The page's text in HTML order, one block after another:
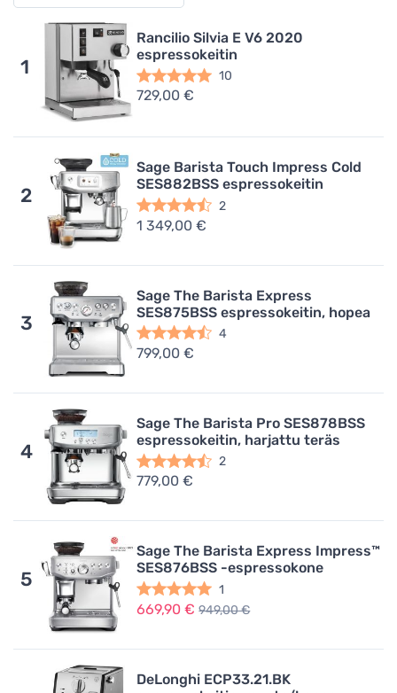
1
Rancilio Silvia E V6 2020
espressokeitin
10
729,00 €
2
Sage Barista Touch Impress Cold
SES882BSS espressokeitin
2
1 349,00 €
3
Sage The Barista Express
SES875BSS espressokeitin, hopea
4
799,00 €
4
Sage The Barista Pro SES878BSS
espressokeitin, harjattu teräs
2
779,00 €
5
Sage The Barista Express Impress™
SES876BSS -espressokone
1
669,90 € 949,00 €
DeLonghi ECP33.21.BK